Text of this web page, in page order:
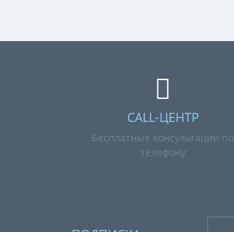
CALL-ЦЕНТР
Бесплатные консультации по
телефону